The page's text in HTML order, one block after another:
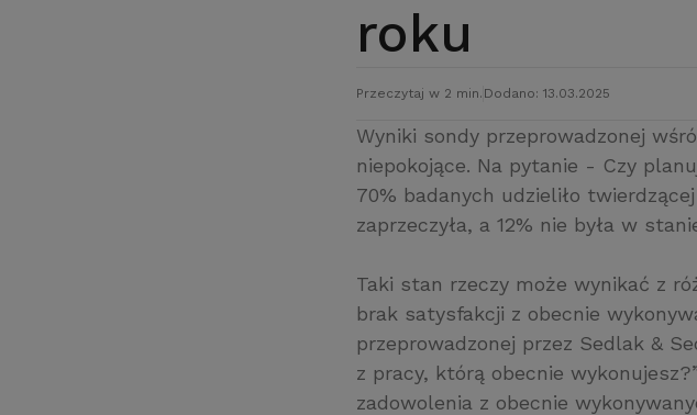
roku
Przeczytaj w 2 min. Dodano: 13.03.2025
Wyniki sondy przeprowadzonej
niepokojące. Na pytanie - Czy
70% badanych udzieliło
zaprzeczyła, a 12% nie była w
Taki stan rzeczy może wynikać z
brak satysfakcji z obecnie
przeprowadzonej przez Sedlak &
z pracy, którą obecnie
zadowolenia z obecnie